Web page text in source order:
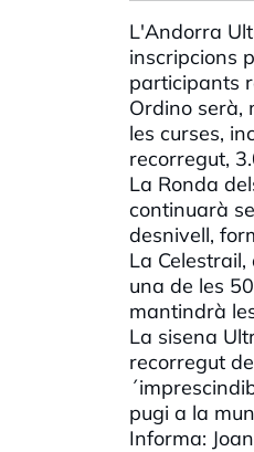
L'Andorra
inscripcions
participants
Ordino serà,
les curses,
recorregut,
La Ronda
continuarà
desnivell,
La
una de les
mantindrà
La sisena
recorregut
pugi a la
Informa: